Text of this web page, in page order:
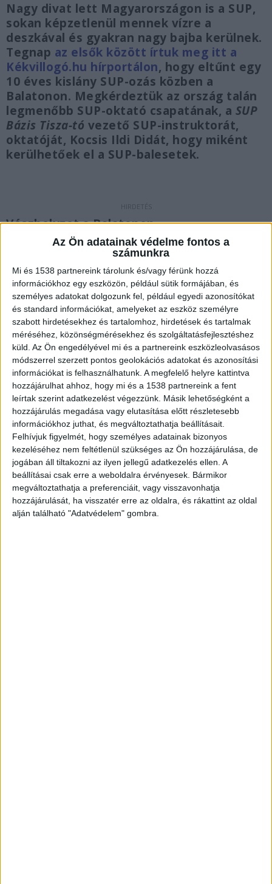
Az Ön adatainak védelme fontos a
számunkra
Mi és 1538 partnereink tárolunk és/vagy férünk hozzá
információkhoz egy eszközön, például sütik formájában, és
személyes adatokat dolgozunk fel, például egyedi azonosítókat
és standard információkat, amelyeket az eszköz személyre
szabott hirdetésekhez és tartalomhoz, hirdetések és tartalmak
méréséhez, közönségmérésekhez és szolgáltatásfejlesztéshez
küld. Az Ön engedélyével mi és a partnereink eszközleolvasásos
módszerrel szerzett pontos geolokációs adatokat és azonosítási
információkat is felhasználhatunk. A megfelelő helyre kattintva
hozzájárulhat ahhoz, hogy mi és a 1538 partnereink a fent
leírtak szerint adatkezelést végezzünk. Másik lehetőségként a
hozzájárulás megadása vagy elutasítása előtt részletesebb
információkhoz juthat, és megváltoztathatja beállításait.
Felhívjuk figyelmét, hogy személyes adatainak bizonyos
kezeléséhez nem feltétlenül szükséges az Ön hozzájárulása, de
jogában áll tiltakozni az ilyen jellegű adatkezelés ellen. A
beállításai csak erre a weboldalra érvényesek. Bármikor
megváltoztathatja a preferenciáit, vagy visszavonhatja
hozzájárulását, ha visszatér erre az oldalra, és rákattint az oldal
alján található "Adatvédelem" gombra.
Nagy divat lett Magyarországon is a SUP,
sokan képzetlenül mennek vízre a
deszkával és gyakran nagy bajba kerülnek.
Tegnap az elsők között írtuk meg itt a
Kékvillogó.hu hírportálon, hogy eltűnt egy
10 éves kislány SUP-ozás közben a
Balatonon. Megkérdeztük az ország talán
legmenőbb SUP-oktató csapatának, a SUP
Bázis Tisza-tó vezető SUP-instruktorát,
oktatóját, Kocsis Ildi Didát, hogy miként
kerülhetőek el a SUP-balesetek.
Vészhelyzet a Balatonon
Egy 10 éves kislány életét mentette meg
Balatonföldvár egyik körzeti megbízottja. A
kislány SUP deszkán ment be a vízbe, majd
sodródni kezdett. Szülei nem találták sehol,
ezután jelezték a rendőröknek, hogy baj van. „A
kislány Balatonföldvár felé sodródott a
deszkával, láthatóan teljesen rémült és kimerült
volt” – mondta tegnap a rendőr, aki azonnal
kisegítette gyermeket a vízből, és a szolgálati
autóval az aggódó szüleihez vitte, majd
épségben átadta nekik.A Kékvillogó.hu
legfrissebb híreit ide kattintva éred el!